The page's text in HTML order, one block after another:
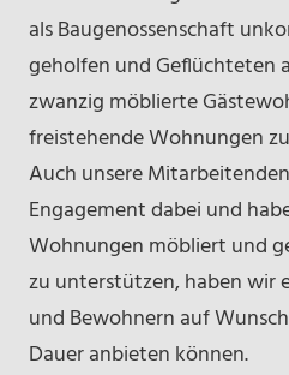
als Baugenossenschaft
geholfen und Geflüchteten
zwanzig möblierte
freistehende Wohnungen
Auch unsere
Engagement dabei und
Wohnungen möbliert und
zu unterstützen, haben wir
und Bewohnern auf
Dauer anbieten können.